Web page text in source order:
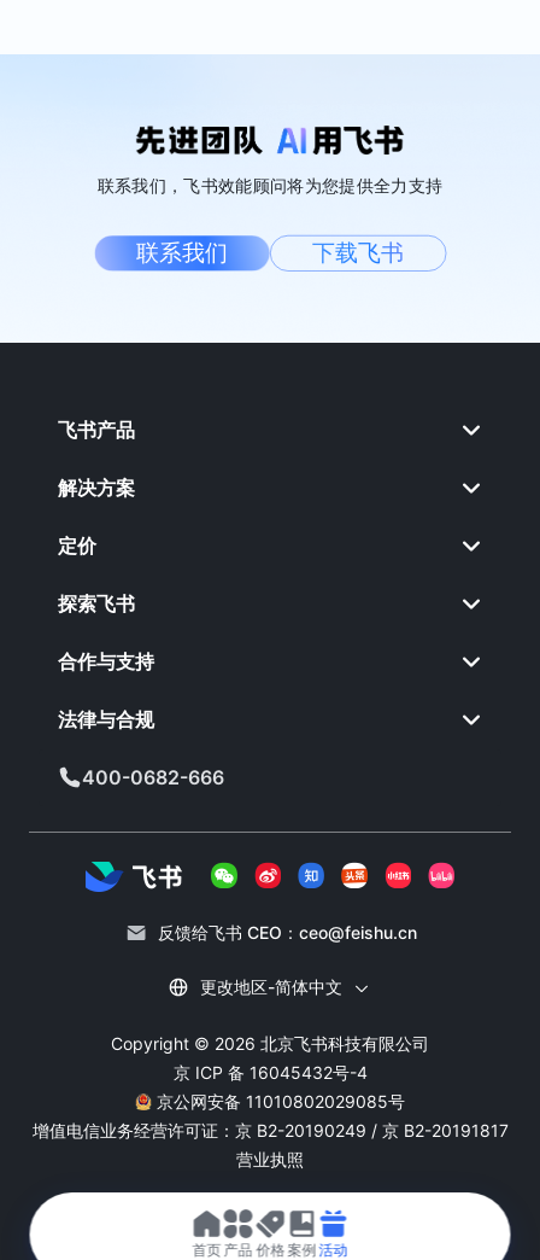
智能伙伴 aily 新手教程
联系我们，飞书效能顾问将为您提供全力支持
联系我们 下载飞书
飞书产品
解决方案
定价
探索飞书
合作与支持
法律与合规
400-0682-666
反馈给飞书 CEO： ceo@feishu.cn
Copyright © 2026 北京飞书科技有限公司
京 ICP 备 16045432号-4
京公网安备 11010802029085号
增值电信业务经营许可证： 京 B2-20190249 / 京 B2-20191817
营业执照
更改地区-简体中文
首页 产品 价格 案例 活动